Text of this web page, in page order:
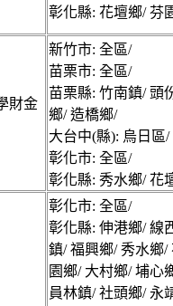
彰化縣: 花壇鄉/ 芬
財金
新竹市: 全區/
苗栗市: 全區/
苗栗縣: 竹南鎮/ 頭
鄉/ 造橋鄉/
大台中(縣): 烏日區/
彰化市: 全區/
彰化縣: 秀水鄉/ 花
彰化市: 全區/
彰化縣: 伸港鄉/ 線
鎮/ 福興鄉/ 秀水鄉/
園鄉/ 大村鄉/ 埔心
員林鎮/ 社頭鄉/ 永